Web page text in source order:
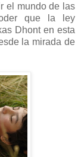
el mundo de las
que la ley
Dhont en esta
la mirada de